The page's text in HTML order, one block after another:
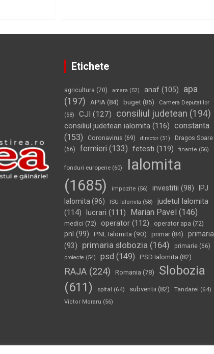
Etichete
agricultura (70) amara (52) anaf(105)
apa
(197)
APIA(84) buget(85)
Camera Deputatilor
(58)
CJI (127) consiliul judetean (194)
consiliul judetean ialomita(116) constanta
(153)
Coronavirus (69) director(51)
Dragos Soare
(66)
fermieri (133) fetesti (119) finante (56)
fonduri europene(60)
Ialomita
(1685)
impozite (56) investitii (98)
IPJ
Ialomita (96) ISU Ialomita (58)
judetul Ialomita
(114) lucrari (111) Marian Pavel (146)
medici (72) operator(112) operator apa (72)
pnl (99) PNL Ialomita (90) primar(84)
primaria
(93)
primaria slobozia(164) primarie(66)
proiecte (54) psd (149) PSD Ialomita (82)
RAJA(224) Romania (78)
Slobozia
(611)
spital (64) subventii (82) Tandarei (64)
Victor Moraru (56)